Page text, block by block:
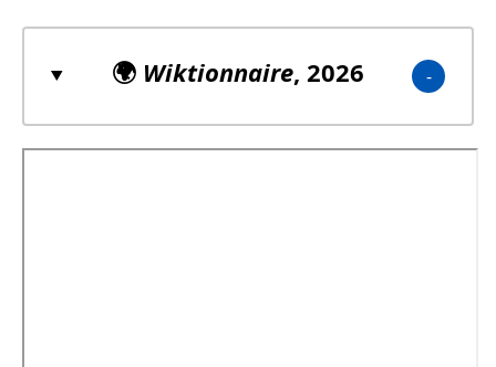
🌍 Wiktionnaire, 2026